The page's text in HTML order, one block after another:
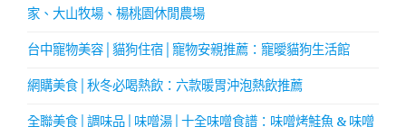
家、大山牧場、楊桃園休閒農場
台中寵物美容│貓狗住宿│寵物安親推薦：寵曖貓狗生活館
網購美食│秋冬必喝熱飲：六款暖胃沖泡熱飲推薦
全聯美食│調味品│味噌湯│十全味噌食譜：味噌烤鮭魚 & 味噌